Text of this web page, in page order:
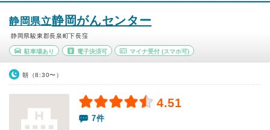
静岡県立静岡がんセンター
静岡県駿東郡長泉町下長窪
駐車場あり 電子決済可 マイナ受付 (スマホ可)
朝（8:30〜）
4.51
7件